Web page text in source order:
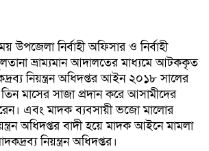
উপজেলা নির্বাহী অফিসার ও নির্বাহী
ভ্রাম্যমান আদালতের মাধ্যমে আটককৃত
নিয়ন্ত্রন অধিদপ্তর আইন ২০১৮ সালের
মাসের সাজা প্রদান করে আসামীদের
এবং মাদক ব্যবসায়ী ভজো মালোর
অধিদপ্তর বাদী হয়ে মাদক আইনে মামলা
নিয়ন্ত্রন অধিদপ্তর।